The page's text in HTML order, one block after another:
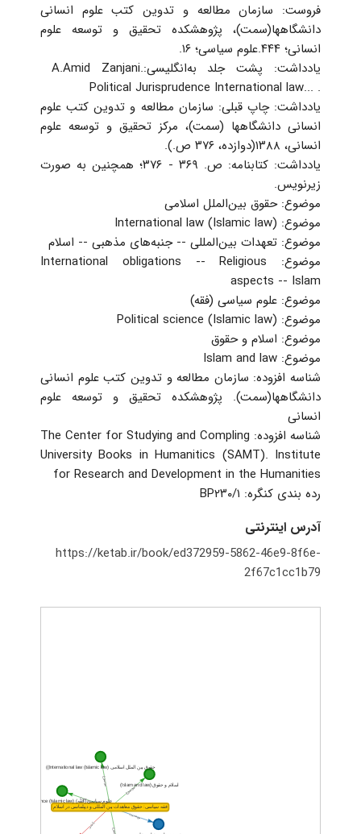
فروست: سازمان مطالعه و تدوین کتب علوم انسانی
دانشگاهها(سمت)، پژوهشکده تحقیق و توسعه علوم
انسانی‏‫؛ ۴۴۴‬.ع‍ل‍وم‌ س‍ی‍اس‍ی‌‏‫؛ ۱۶.‬
‏یادداشت: ‫پ‍ش‍ت‌ ج‍ل‍د ب‍ه‌ان‍گ‍ل‍ی‍س‍ی‌:‭ A.‎Amid Zanjani.
Political Jurisprudence International law‭... .
‏یادداشت: چاپ قبلی: ‏س‍ازم‍ان‌ م‍طال‍ع‍ه‌ و ت‍دوی‍ن‌ ک‍ت‍ب‌ ع‍ل‍وم‌
ان‍س‍ان‍ی‌ دان‍ش‍گ‍اه‍ه‍ا (س‍م‍ت‌)، مرکز تحقیق و توسعه علوم
انسانی‏‫، ۱۳۸۸(‫‏‫دوازده، ۳۷۶ ص.‬‬).
‏یادداشت: ک‍ت‍اب‍ن‍ام‍ه‌: ص‌. ۳۶۹ - ۳۷۶؛ ه‍م‍چ‍ن‍ی‍ن‌ ب‍ه‌ ص‍ورت‌
زی‍رن‍وی‍س‌.
‏موضوع: حقوق بین‌الملل اسلامی
‏موضوع: International law (Islamic law)
‏موضوع: تعهدات بین‌المللی -- جنبه‌های مذهبی -- اسلام
‏موضوع: International obligations -- Religious
aspects -- Islam
‏‏موضوع: ‫علوم سیاسی (فقه)‬
‏موضوع: Political science (Islamic law)
‏موضوع: اسلام و حقوق
‏موضوع: Islam and law
‏شناسه افزوده: سازمان مطالعه و تدوین کتب علوم انسانی
دانشگاهها(سمت). پژوهشکده تحقیق و توسعه علوم
انسانی
‏شناسه افزوده: The Center for Studying and Compling
University Books in Humanitics (SAMT). Institute
for Research and Development in the Humanities
‏رده بندی کنگره: ‏‫‭BP۲۳۰/۱
آدرس اینترنتی
https://ketab.ir/book/ed372959-5862-46e9-8f6e-
2f67c1cc1b79